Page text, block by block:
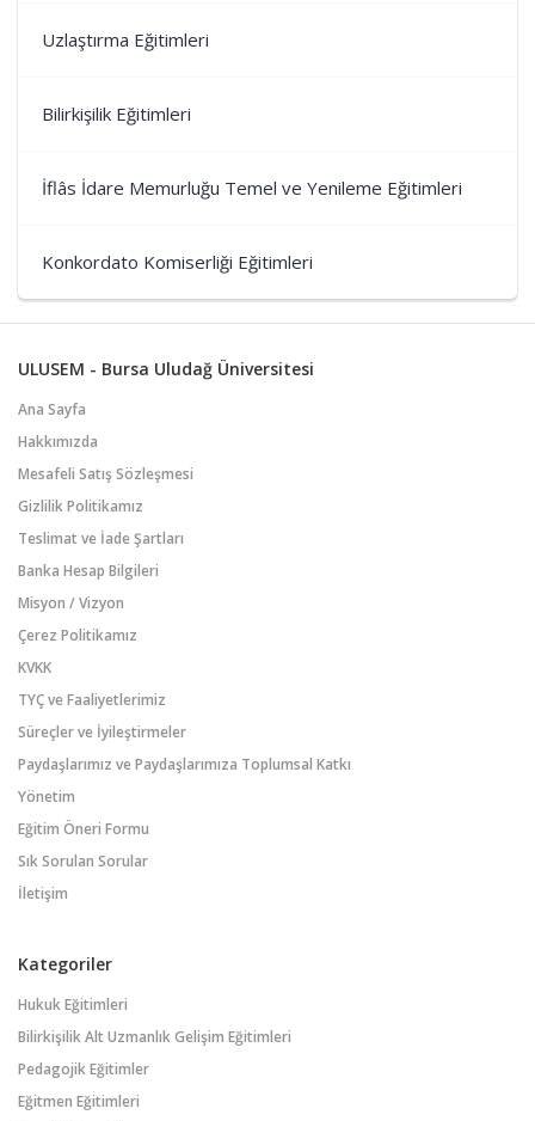
Uzlaştırma Eğitimleri
Bilirkişilik Eğitimleri
İflâs İdare Memurluğu Temel ve Yenileme Eğitimleri
Konkordato Komiserliği Eğitimleri
ULUSEM - Bursa Uludağ Üniversitesi
Ana Sayfa
Hakkımızda
Mesafeli Satış Sözleşmesi
Gizlilik Politikamız
Teslimat ve İade Şartları
Banka Hesap Bilgileri
Misyon / Vizyon
Çerez Politikamız
KVKK
TYÇ ve Faaliyetlerimiz
Süreçler ve İyileştirmeler
Paydaşlarımız ve Paydaşlarımıza Toplumsal Katkı
Yönetim
Eğitim Öneri Formu
Sık Sorulan Sorular
İletişim
Kategoriler
Hukuk Eğitimleri
Bilirkişilik Alt Uzmanlık Gelişim Eğitimleri
Pedagojik Eğitimler
Eğitmen Eğitimleri